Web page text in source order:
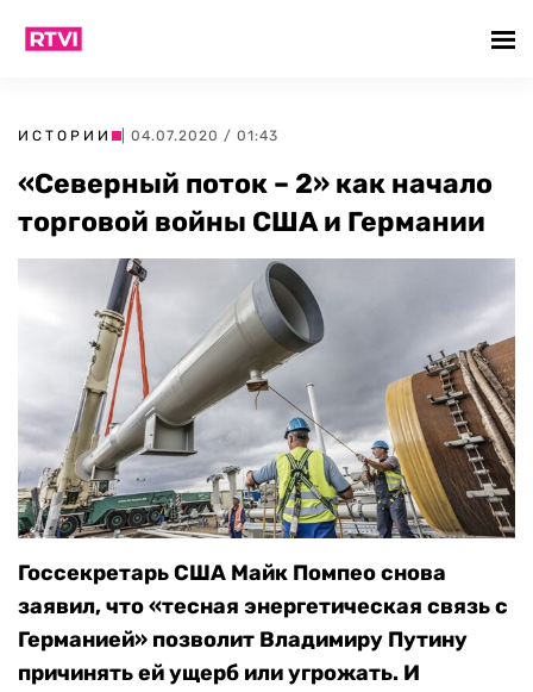
ИСТОРИИ | 04.07.2020 / 01:43
«Северный поток – 2» как начало
торговой войны США и Германии
Госсекретарь США Майк Помпео снова
заявил, что «тесная энергетическая связь с
Германией» позволит Владимиру Путину
причинять ей ущерб или угрожать. И